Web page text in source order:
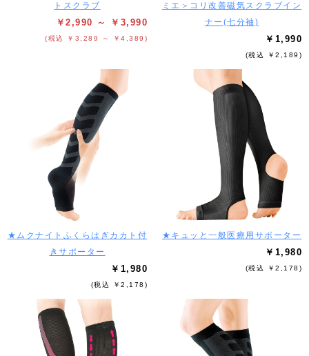
トスクラブ
￥2,990 ～ ￥3,990
(税込 ￥3,289 ～ ￥4,389)
ミエ＞コリ改善磁気スクラブイン
ナー(七分袖)
￥1,990
(税込 ￥2,189)
★ムクナイトふくらはぎカカト付
きサポーター
￥1,980
(税込 ￥2,178)
★キュッと一般医療用サポーター
￥1,980
(税込 ￥2,178)